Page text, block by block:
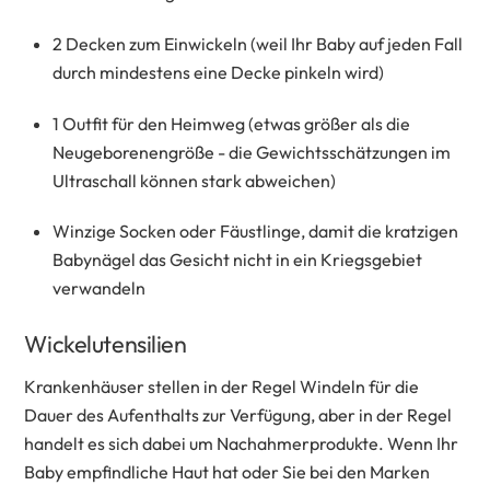
2 Decken zum Einwickeln (weil Ihr Baby auf jeden Fall
durch mindestens eine Decke pinkeln wird)
1 Outfit für den Heimweg (etwas größer als die
Neugeborenengröße - die Gewichtsschätzungen im
Ultraschall können stark abweichen)
Winzige Socken oder Fäustlinge, damit die kratzigen
Babynägel das Gesicht nicht in ein Kriegsgebiet
verwandeln
Wickelutensilien
Krankenhäuser stellen in der Regel Windeln für die
Dauer des Aufenthalts zur Verfügung, aber in der Regel
handelt es sich dabei um Nachahmerprodukte. Wenn Ihr
Baby empfindliche Haut hat oder Sie bei den Marken